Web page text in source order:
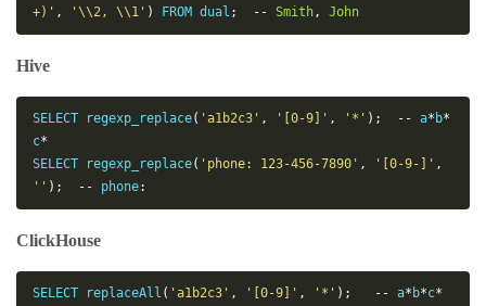
+)' , '\\2, \\1' ) FROM dual ; -- Smith, John
Hive
SELECT regexp_replace( 'a1b2c3' , '[0-9]' , '*' ); -- a* b*
c*
SELECT regexp_replace( 'phone: 123-456-7890' , '[0-9-]' ,
'' ); -- phone:
ClickHouse
SELECT replaceAll ( 'a1b2c3' , '[0-9]' , '*' ); -- a* b*c*